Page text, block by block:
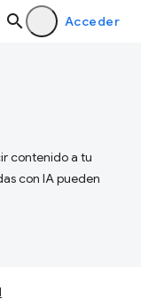
Acceder
contenido a tu
con IA pueden